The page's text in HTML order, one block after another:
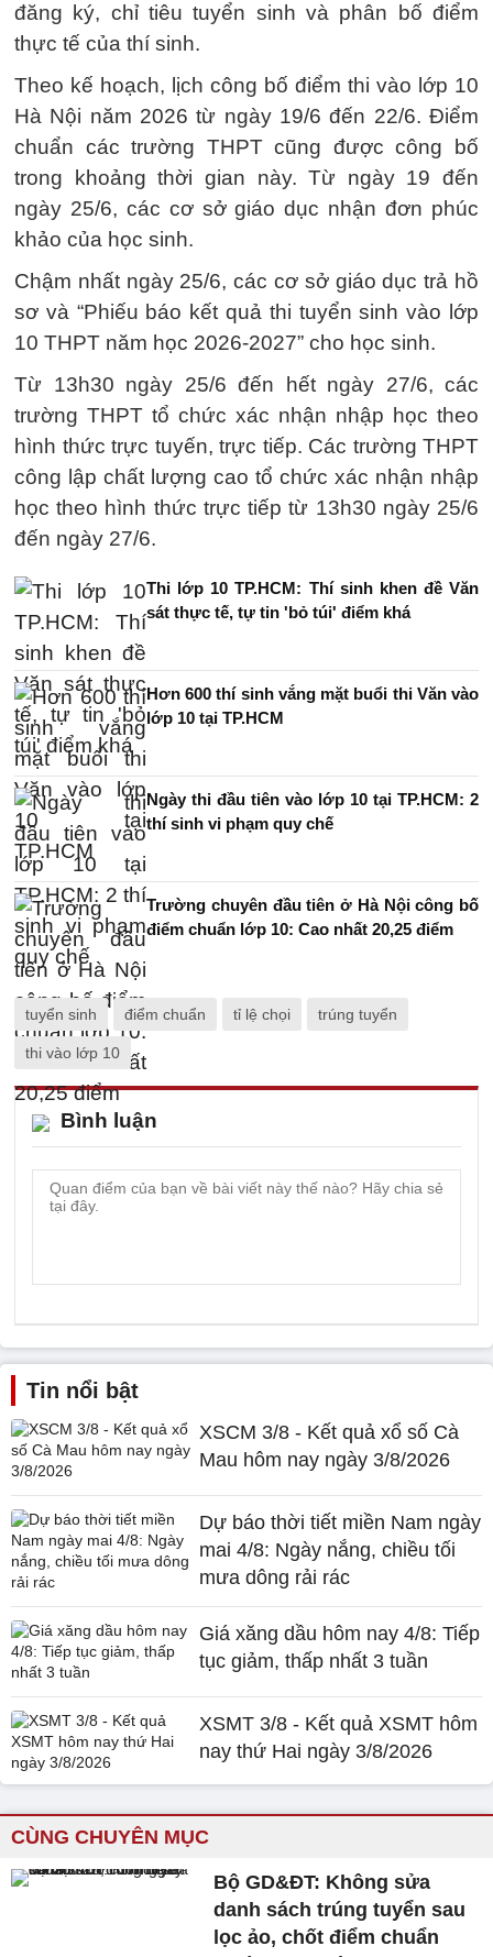
đăng ký, chỉ tiêu tuyển sinh và phân bố điểm
thực tế của thí sinh.
Theo kế hoạch, lịch công bố điểm thi vào lớp 10
Hà Nội năm 2026 từ ngày 19/6 đến 22/6. Điểm
chuẩn các trường THPT cũng được công bố
trong khoảng thời gian này. Từ ngày 19 đến
ngày 25/6, các cơ sở giáo dục nhận đơn phúc
khảo của học sinh.
Chậm nhất ngày 25/6, các cơ sở giáo dục trả hồ
sơ và “Phiếu báo kết quả thi tuyển sinh vào lớp
10 THPT năm học 2026-2027” cho học sinh.
Từ 13h30 ngày 25/6 đến hết ngày 27/6, các
trường THPT tổ chức xác nhận nhập học theo
hình thức trực tuyến, trực tiếp. Các trường THPT
công lập chất lượng cao tổ chức xác nhận nhập
học theo hình thức trực tiếp từ 13h30 ngày 25/6
đến ngày 27/6.
Thi lớp 10 TP.HCM: Thí sinh khen đề Văn
sát thực tế, tự tin 'bỏ túi' điểm khá
Hơn 600 thí sinh vắng mặt buổi thi Văn vào
lớp 10 tại TP.HCM
Ngày thi đầu tiên vào lớp 10 tại TP.HCM: 2
thí sinh vi phạm quy chế
Trường chuyên đầu tiên ở Hà Nội công bố
điểm chuẩn lớp 10: Cao nhất 20,25 điểm
tuyển sinh điểm chuẩn tỉ lệ chọi trúng tuyển
thi vào lớp 10
Bình luận
Tin nổi bật
XSCM 3/8 - Kết quả xổ số Cà
Mau hôm nay ngày 3/8/2026
Dự báo thời tiết miền Nam ngày
mai 4/8: Ngày nắng, chiều tối
mưa dông rải rác
Giá xăng dầu hôm nay 4/8: Tiếp
tục giảm, thấp nhất 3 tuần
XSMT 3/8 - Kết quả XSMT hôm
nay thứ Hai ngày 3/8/2026
CÙNG CHUYÊN MỤC
Bộ GD&ĐT: Không sửa
danh sách trúng tuyển sau
lọc ảo, chốt điểm chuẩn